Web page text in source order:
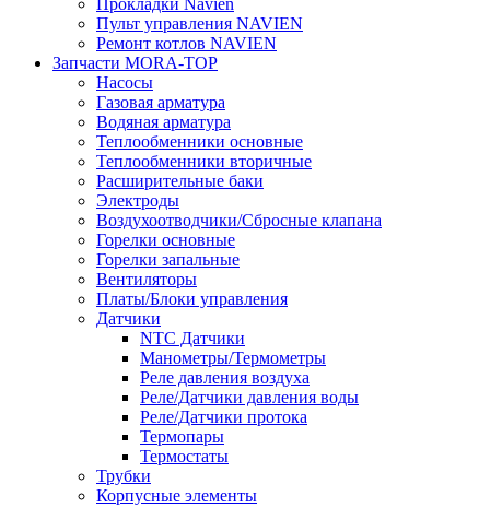
Прокладки Navien
Пульт управления NAVIEN
Ремонт котлов NAVIEN
Запчасти MORA-TOP
Насосы
Газовая арматура
Водяная арматура
Теплообменники основные
Теплообменники вторичные
Расширительные баки
Электроды
Воздухоотводчики/Сбросные клапана
Горелки основные
Горелки запальные
Вентиляторы
Платы/Блоки управления
Датчики
NTC Датчики
Манометры/Термометры
Реле давления воздуха
Реле/Датчики давления воды
Реле/Датчики протока
Термопары
Термостаты
Трубки
Корпусные элементы